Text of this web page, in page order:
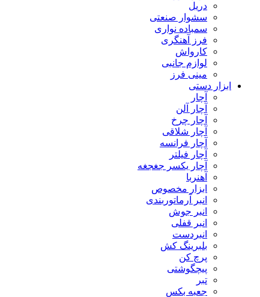
دریل
سشوار صنعتی
سمباده نواری
فرز آهنگری
کارواش
لوازم جانبی
مینی فرز
ابزار دستی
آچار
آچار آلن
آچار چرخ
آچار شلاقی
آچار فرانسه
آچار فیلتر
آچار یکسر جغجغه
آهنربا
ابزار مخصوص
انبر آرماتوربندی
انبر جوش
انبر قفلی
انبردست
بلبرینگ کش
پرچ کن
پیچگوشتی
تبر
جعبه بکس